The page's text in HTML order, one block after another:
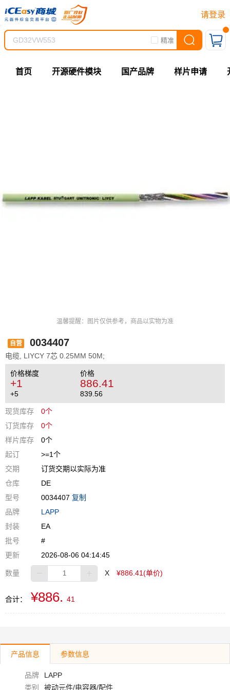
请登录
精准
首页 开源硬件模块 国产品牌 样片申请
温馨提醒：图片仅供参考，商品以实物为准
自营 0034407
电缆, LIYCY 7芯 0.25MM 50M;
价格梯度 价格
+1 886.41
+5 839.56
现货库存
0个
订货库存
0个
样片库存
0个
起订
>=1个
交期
订货交期以实际为准
仓库
DE
型号
0034407 复制
品牌
LAPP
封装
EA
批号
#
更新
2026-08-06 04:14:45
数量 X ¥886.41(单价)
合计： ¥886. 41
产品信息 参数信息
品牌
LAPP
类别
被动元件/电容器/配件